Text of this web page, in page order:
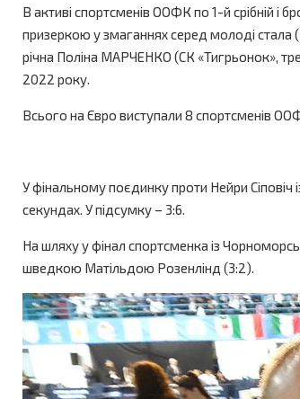
В активі спортсменів ООФК по 1-й срібній
призеркою у змаганнях серед молоді стала
річна Поліна МАРЧЕНКО (СК «Тигрьонок»,
2022 року.
Всього на Євро виступали 8 спортсменів
У фінальному поєдинку проти Нейри Сіповіч
секундах. У підсумку – 3:6.
На шляху у фінал спортсменка із
шведкою Матільдою Розенлінд (3:2).